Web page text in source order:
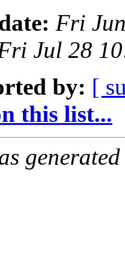
Fri
Jul 28
by: [
this list...